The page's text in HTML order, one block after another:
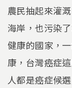
農民抽起來灌
海岸，也污染
健康的國家，
康，台灣癌症
人都是癌症候選